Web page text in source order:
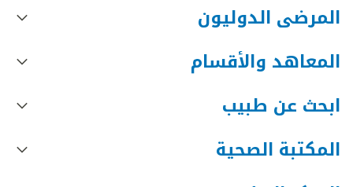
المرضى الدوليون
المعاهد والأقسام
ابحث عن طبيب
المكتبة الصحية